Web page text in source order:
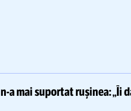
n-amai suportat rușinea:„Îi